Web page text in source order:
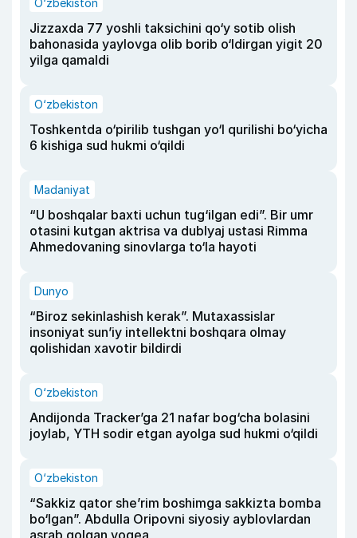
O‘zbekiston
Jizzaxda 77 yoshli taksichini qo‘y sotib olish
bahonasida yaylovga olib borib o‘ldirgan yigit 20
yilga qamaldi
O‘zbekiston
Toshkentda o‘pirilib tushgan yo‘l qurilishi bo‘yicha
6 kishiga sud hukmi o‘qildi
Madaniyat
“U boshqalar baxti uchun tug‘ilgan edi”. Bir umr
otasini kutgan aktrisa va dublyaj ustasi Rimma
Ahmedovaning sinovlarga to‘la hayoti
Dunyo
“Biroz sekinlashish kerak”. Mutaxassislar
insoniyat sun’iy intellektni boshqara olmay
qolishidan xavotir bildirdi
O‘zbekiston
Andijonda Tracker’ga 21 nafar bog‘cha bolasini
joylab, YTH sodir etgan ayolga sud hukmi o‘qildi
O‘zbekiston
“Sakkiz qator she’rim boshimga sakkizta bomba
bo‘lgan”. Abdulla Oripovni siyosiy ayblovlardan
asrab qolgan voqea